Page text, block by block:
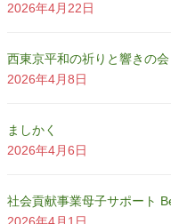
2026年4月22日
西東京平和の祈りと響きの会
2026年4月8日
ましかく
2026年4月6日
社会貢献事業母子サポート